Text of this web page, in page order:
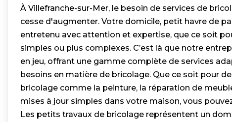
À Villefranche-sur-Mer, le besoin de services de
cesse d'augmenter. Votre domicile, petit havre de
entretenu avec attention et expertise, que ce soit
simples ou plus complexes. C’est là que notre
en jeu, offrant une gamme complète de services
besoins en matière de bricolage. Que ce soit pour
bricolage comme la peinture, la réparation de
mises à jour simples dans votre maison, vous
Les petits travaux de bricolage représentent un